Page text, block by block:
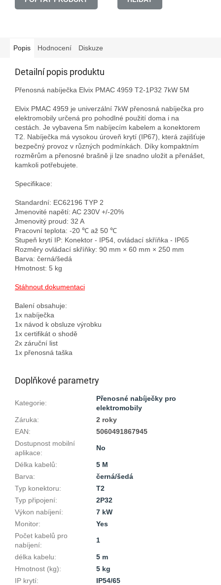
Popis Hodnocení Diskuze
Detailní popis produktu
Přenosná nabíječka Elvix PMAC 4959 T2-1P32 7kW 5M
Elvix PMAC 4959 je univerzální 7kW přenosná nabíječka pro
elektromobily určená pro pohodlné použití doma i na
cestách. Je vybavena 5m nabíjecím kabelem a konektorem
T2. Nabíječka má vysokou úroveň krytí (IP67), která zajišťuje
bezpečný provoz v různých podmínkách. Díky kompaktním
rozměrům a přenosné brašně ji lze snadno uložit a přenášet,
kamkoli potřebujete.
Specifikace:
Standardní: EC62196 TYP 2
Jmenovité napětí: AC 230V +/-20%
Jmenovitý proud: 32 A
Pracovní teplota: -20 ℃ až 50 ℃
Stupeň krytí IP: Konektor - IP54, ovládací skříňka - IP65
Rozměry ovládací skříňky: 90 mm × 60 mm × 250 mm
Barva: černá/šedá
Hmotnost: 5 kg
Stáhnout dokumentaci
Balení obsahuje:
1x nabíječka
1x návod k obsluze výrobku
1x certifikát o shodě
2x záruční list
Doplňkové parametry
Kategorie:
Přenosné nabíječky pro
elektromobily
Záruka:
2 roky
EAN:
5060491867945
Dostupnost mobilní
aplikace:
No
Délka kabelů:
5 M
Barva:
černá/šedá
Typ konektoru:
T2
Typ připojení:
2P32
Výkon nabíjení:
7 kW
Monitor:
Yes
Počet kabelů pro
nabíjení:
1
délka kabelu:
5 m
Hmotnost (kg):
5 kg
IP krytí:
IP54/65